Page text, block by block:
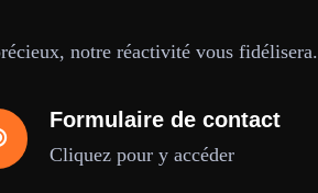
notre réactivité vous fidélisera.
Formulaire de contact
Cliquez pour y accéder